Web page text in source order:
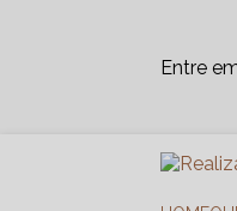
Entre